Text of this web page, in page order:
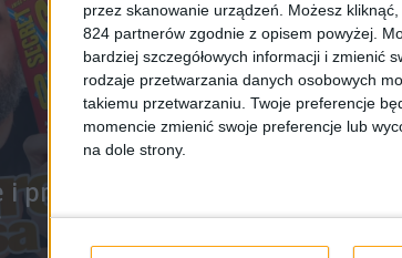
przez skanowanie urządzeń. Możesz
824 partnerów zgodnie z opisem powyżej.
bardziej szczegółowych informacji i zmienić
rodzaje przetwarzania danych osobowych
takiemu przetwarzaniu. Twoje preferencje
momencie zmienić swoje preferencje lub
na dole strony.
i prasa komputerowa w Polsce –